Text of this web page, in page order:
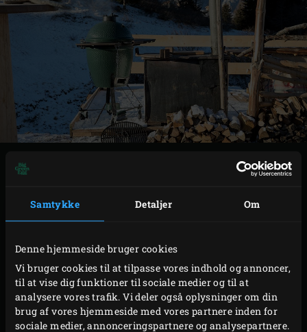
Samtykke Detaljer Om
Denne hjemmeside bruger cookies
Vi bruger cookies til at tilpasse vores indhold og annoncer,
til at vise dig funktioner til sociale medier og til at
analysere vores trafik. Vi deler også oplysninger om din
brug af vores hjemmeside med vores partnere inden for
sociale medier, annonceringspartnere og analysepartnere.
I den 10. udgave af tidsskriftet Enjoy! tager vi dig med på
en kulinarisk rejse til Sydtyrol og den hollandske provins
Zeeland. Chefkokkene Franz Mulser og Edwin Vinke (**)
fortæller alt om lokale smage og produkter, samt